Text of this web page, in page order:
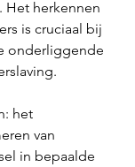
Het herkennen
is cruciaal bij
onderliggende
het
van
in bepaalde